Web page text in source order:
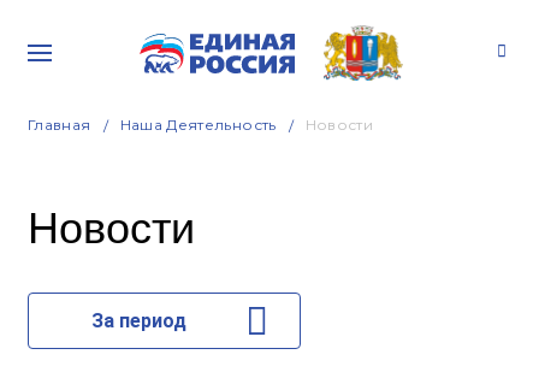
Главная Наша Деятельность Новости
Новости
За период